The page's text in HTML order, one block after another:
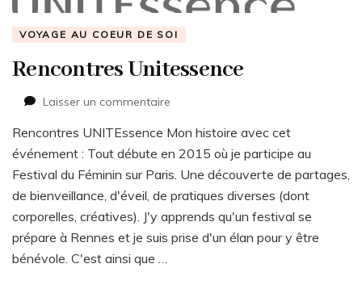
VOYAGE AU COEUR DE SOI
Rencontres Unitessence
Laisser un commentaire
Unitessence
Rencontres UNITEssence Mon histoire avec cet
événement : Tout débute en 2015 où je participe au
Festival du Féminin sur Paris. Une découverte de partages,
de bienveillance, d'éveil, de pratiques diverses (dont
corporelles, créatives). J'y apprends qu'un festival se
prépare à Rennes et je suis prise d'un élan pour y être
bénévole. C'est ainsi que …